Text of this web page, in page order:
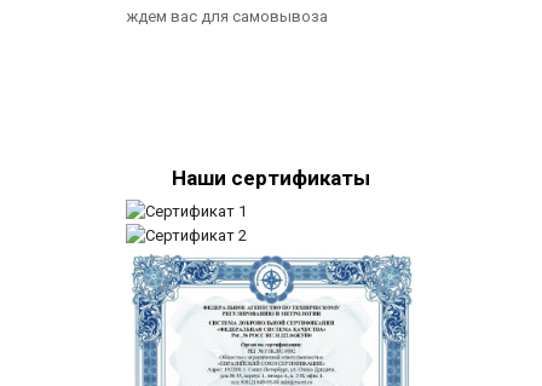
Стержень из фторопласта марки Ф-4К20
ждем вас для самовывоза
Наши сертификаты